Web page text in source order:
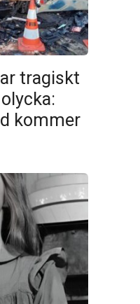
tragiskt
kommer